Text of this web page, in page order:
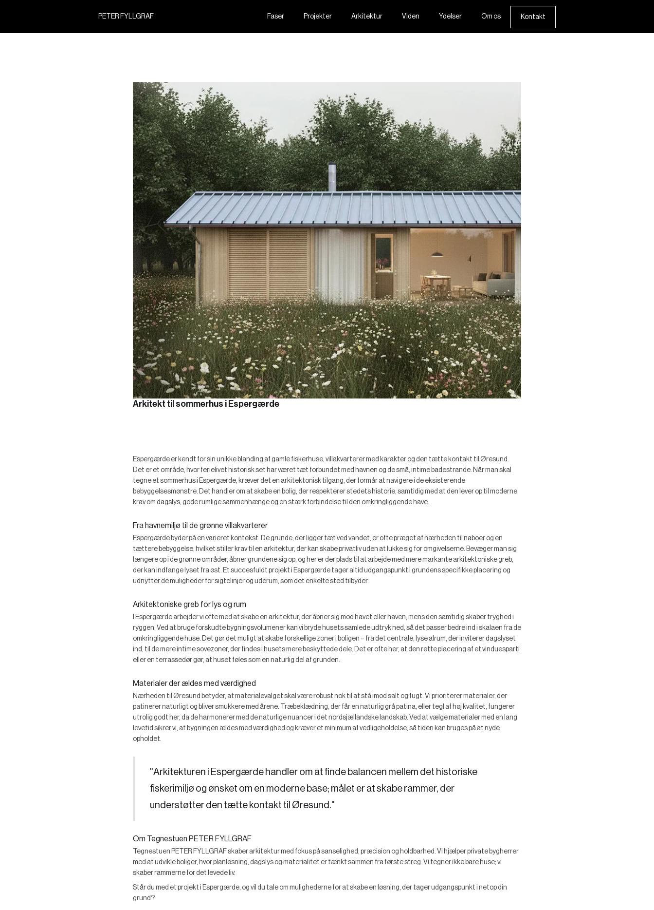
PETER FYLLGRAF Faser Projekter Arkitektur Viden Ydelser Om os Kontakt
Arkitekt til sommerhus i Espergærde
Espergærde er kendt for sin unikke blanding af gamle fiskerhuse, villakvarterer med karakter og den tætte kontakt til Øresund.
Det er et område, hvor ferielivet historisk set har været tæt forbundet med havnen og de små, intime badestrande. Når man skal
tegne et sommerhus i Espergærde, kræver det en arkitektonisk tilgang, der formår at navigere i de eksisterende
bebyggelsesmønstre. Det handler om at skabe en bolig, der respekterer stedets historie, samtidig med at den lever op til moderne
krav om dagslys, gode rumlige sammenhænge og en stærk forbindelse til den omkringliggende have.
Fra havnemiljø til de grønne villakvarterer
Espergærde byder på en varieret kontekst. De grunde, der ligger tæt ved vandet, er ofte præget af nærheden til naboer og en
tættere bebyggelse, hvilket stiller krav til en arkitektur, der kan skabe privatliv uden at lukke sig for omgivelserne. Bevæger man sig
længere op i de grønne områder, åbner grundene sig op, og her er der plads til at arbejde med mere markante arkitektoniske greb,
der kan indfange lyset fra øst. Et succesfuldt projekt i Espergærde tager altid udgangspunkt i grundens specifikke placering og
udnytter de muligheder for sigtelinjer og uderum, som det enkelte sted tilbyder.
Arkitektoniske greb for lys og rum
I Espergærde arbejder vi ofte med at skabe en arkitektur, der åbner sig mod havet eller haven, mens den samtidig skaber tryghed i
ryggen. Ved at bruge forskudte bygningsvolumener kan vi bryde husets samlede udtryk ned, så det passer bedre ind i skalaen fra de
omkringliggende huse. Det gør det muligt at skabe forskellige zoner i boligen – fra det centrale, lyse alrum, der inviterer dagslyset
ind, til de mere intime sovezoner, der findes i husets mere beskyttede dele. Det er ofte her, at den rette placering af et vinduesparti
eller en terrassedør gør, at huset føles som en naturlig del af grunden.
Materialer der ældes med værdighed
Nærheden til Øresund betyder, at materialevalget skal være robust nok til at stå imod salt og fugt. Vi prioriterer materialer, der
patinerer naturligt og bliver smukkere med årene. Træbeklædning, der får en naturlig grå patina, eller tegl af høj kvalitet, fungerer
utrolig godt her, da de harmonerer med de naturlige nuancer i det nordsjællandske landskab. Ved at vælge materialer med en lang
levetid sikrer vi, at bygningen ældes med værdighed og kræver et minimum af vedligeholdelse, så tiden kan bruges på at nyde
opholdet.
"Arkitekturen i Espergærde handler om at finde balancen mellem det historiske
fiskerimiljø og ønsket om en moderne base; målet er at skabe rammer, der
understøtter den tætte kontakt til Øresund."
Om Tegnestuen PETER FYLLGRAF
Tegnestuen PETER FYLLGRAF skaber arkitektur med fokus på sanselighed, præcision og holdbarhed. Vi hjælper private bygherrer
med at udvikle boliger, hvor planløsning, dagslys og materialitet er tænkt sammen fra første streg. Vi tegner ikke bare huse; vi
skaber rammerne for det levede liv.
Står du med et projekt i Espergærde, og vil du tale om mulighederne for at skabe en løsning, der tager udgangspunkt i netop din
grund?